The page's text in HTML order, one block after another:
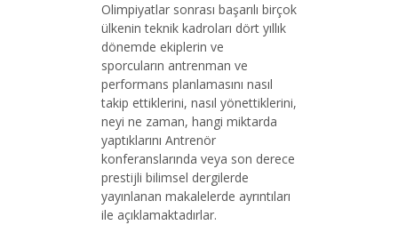
Olimpiyatlar sonrası başarılı birçok
ülkenin teknik kadroları dört yıllık
dönemde ekiplerin ve
sporcuların antrenman ve
performans planlamasını nasıl
takip ettiklerini, nasıl yönettiklerini,
neyi ne zaman, hangi miktarda
yaptıklarını Antrenör
konferanslarında veya son derece
prestijli bilimsel dergilerde
yayınlanan makalelerde ayrıntıları
ile açıklamaktadırlar.